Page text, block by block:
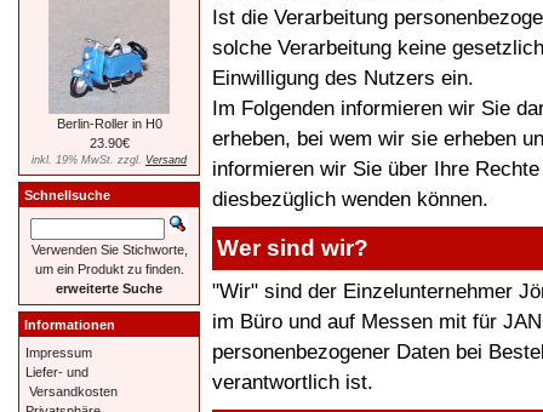
Ist die Verarbeitung
solche Verarbeitung keine
Einwilligung des Nutzers ein.
Im Folgenden informieren wir Sie
erheben, bei wem wir sie erheben
informieren wir Sie über Ihre
diesbezüglich wenden können.
Wer sind wir?
"Wir" sind der Einzelunternehmer
im Büro und auf Messen mit für
personenbezogener Daten bei
verantwortlich ist.
Berlin-Roller in H0
23.90€
inkl. 19% MwSt. zzgl. Versand
Schnellsuche
Verwenden Sie Stichworte,
um ein Produkt zu finden.
erweiterte Suche
Informationen
Impressum
Liefer- und
Versandkosten